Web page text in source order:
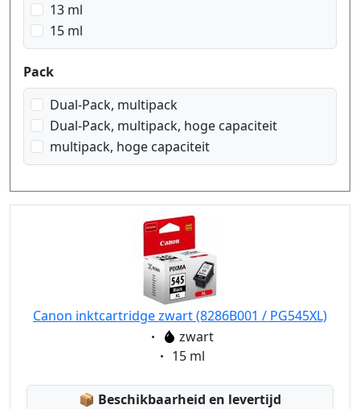
13 ml
15 ml
Pack
Dual-Pack, multipack
Dual-Pack, multipack, hoge capaciteit
multipack, hoge capaciteit
Canon inktcartridge zwart (8286B001 / PG545XL)
Eigenschaft:
zwart
Eigenschaft:
15 ml
📦 Lagerstatus:
Beschikbaarheid en levertijd